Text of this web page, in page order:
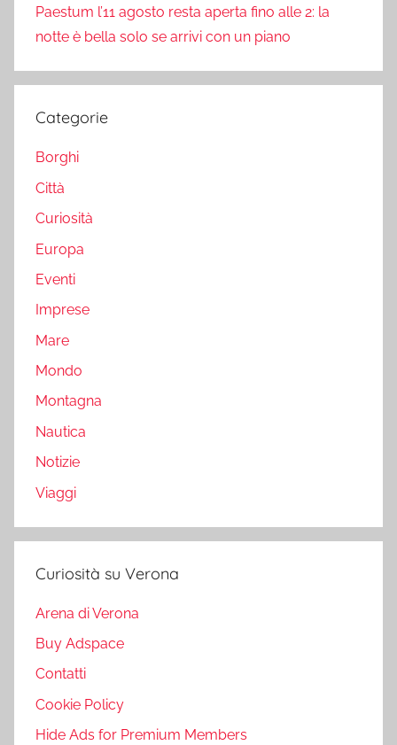
Paestum l’11 agosto resta aperta fino alle 2: la
notte è bella solo se arrivi con un piano
Categorie
Borghi
Città
Curiosità
Europa
Eventi
Imprese
Mare
Mondo
Montagna
Nautica
Notizie
Viaggi
Curiosità su Verona
Arena di Verona
Buy Adspace
Contatti
Cookie Policy
Hide Ads for Premium Members